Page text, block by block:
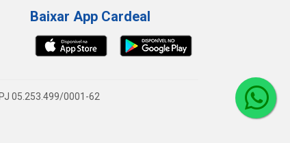
Baixar App Cardeal
05.253.499/0001-62